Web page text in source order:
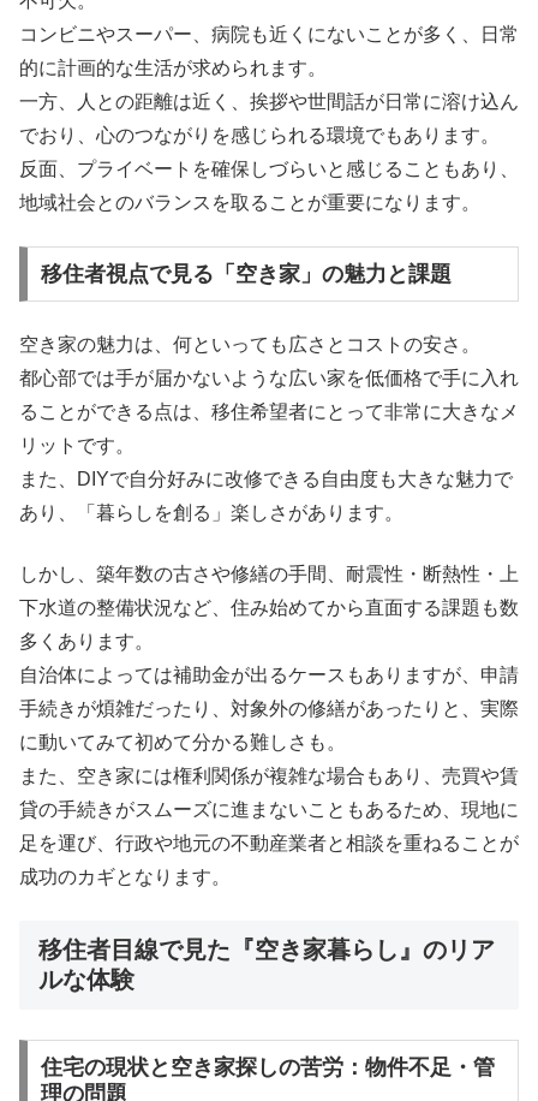
コンビニやスーパー、病院も近くにないことが多く、日常
的に計画的な生活が求められます。
一方、人との距離は近く、挨拶や世間話が日常に溶け込ん
でおり、心のつながりを感じられる環境でもあります。
反面、プライベートを確保しづらいと感じることもあり、
地域社会とのバランスを取ることが重要になります。
移住者視点で見る「空き家」の魅力と課題
空き家の魅力は、何といっても広さとコストの安さ。
都心部では手が届かないような広い家を低価格で手に入れ
ることができる点は、移住希望者にとって非常に大きなメ
リットです。
また、DIYで自分好みに改修できる自由度も大きな魅力で
あり、「暮らしを創る」楽しさがあります。
しかし、築年数の古さや修繕の手間、耐震性・断熱性・上
下水道の整備状況など、住み始めてから直面する課題も数
多くあります。
自治体によっては補助金が出るケースもありますが、申請
手続きが煩雑だったり、対象外の修繕があったりと、実際
に動いてみて初めて分かる難しさも。
また、空き家には権利関係が複雑な場合もあり、売買や賃
貸の手続きがスムーズに進まないこともあるため、現地に
足を運び、行政や地元の不動産業者と相談を重ねることが
成功のカギとなります。
移住者目線で見た『空き家暮らし』のリア
ルな体験
住宅の現状と空き家探しの苦労：物件不足・管
理の問題